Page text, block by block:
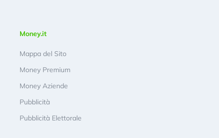
Money.it
Mappa del Sito
Money Premium
Money Aziende
Pubblicità
Pubblicità Elettorale